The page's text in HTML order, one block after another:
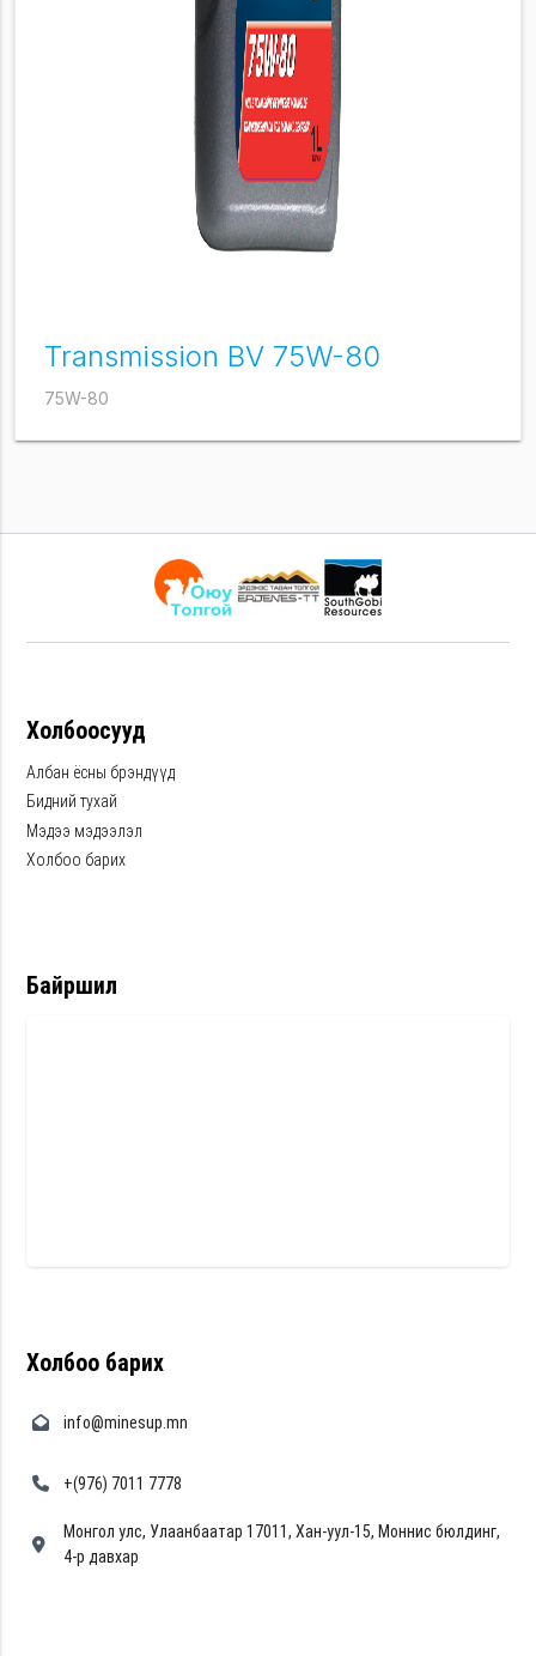
Transmission BV 75W-80
75W-80
Холбоосууд
Албан ёсны брэндүүд
Бидний тухай
Мэдээ мэдээлэл
Холбоо барих
Байршил
Холбоо барих
info@minesup.mn
+(976) 7011 7778
Монгол улс, Улаанбаатар 17011, Хан-уул-15, Моннис бюлдинг,
4-р давхар